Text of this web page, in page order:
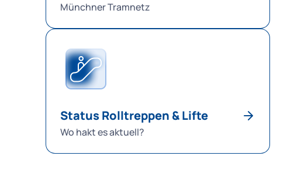
Münchner Tramnetz
Status Rolltreppen & Lifte
Wo hakt es aktuell?